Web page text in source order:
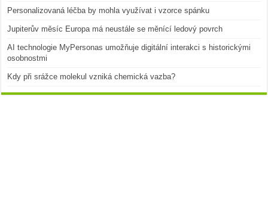
Personalizovaná léčba by mohla využívat i vzorce spánku
Jupiterův měsíc Europa má neustále se měnící ledový povrch
AI technologie MyPersonas umožňuje digitální interakci s historickými
osobnostmi
Kdy při srážce molekul vzniká chemická vazba?